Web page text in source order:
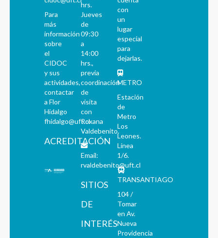
Para
más
información
sobre
el
CIDOC
y sus
actividades,
contactar
a Flor
Hidalgo
fhidalgo@uft.cl
ACREDITACIÓN
hrs.
Jueves
de
09:30
a
14:00
hrs.,
previa
coordinación
de
visita
con
Roxana
Valdebenito.
Email:
rvaldebenito@uft.cl
SITIOS
DE
INTERÉS
con
un
lugar
especial
para
dejarlas.
METRO
Estación
de
Metro
Los
Leones.
Línea
1/6.
TRANSANTIAGO
104 /
Tomar
en Av.
Nueva
Providencia